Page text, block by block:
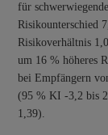
für
Risikounterschied
Risikoverhältnis
um 16 % höheres
bei Empfängern
(95 % KI -3,2 bis
1,39).